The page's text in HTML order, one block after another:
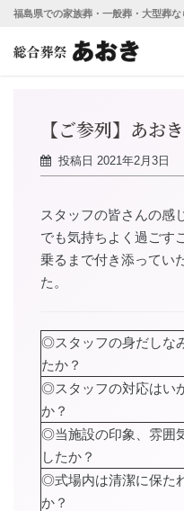
福島県での家族葬・一般葬・大型葬な
【ご参列】あお
投稿日 2021年2月3日
スタッフの皆さんの感
でも気持ちよく過ごす
乗るまで付き添ってい
た。
◎スタッフの身だしな
たか？
◎スタッフの対応はい
か？
◎当施設の印象、雰囲
したか？
◎式場内は清潔に保た
か？